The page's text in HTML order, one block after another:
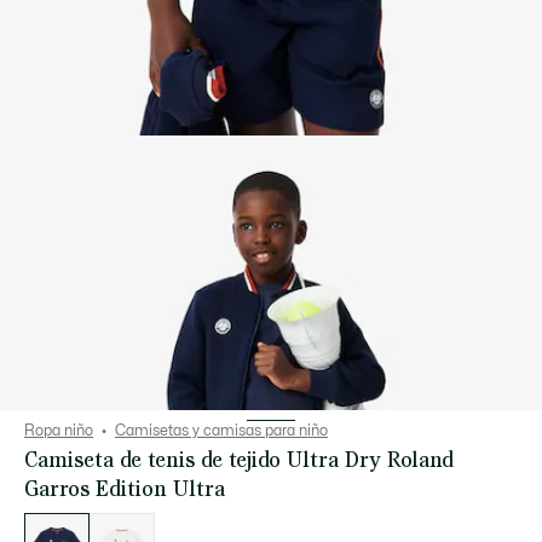
Ropa niño Camisetas y camisas para niño
Camiseta de tenis de tejido Ultra Dry Roland
Garros Edition Ultra